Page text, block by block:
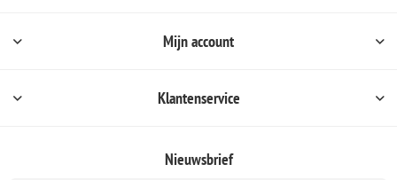
Mijn account
Klantenservice
Nieuwsbrief